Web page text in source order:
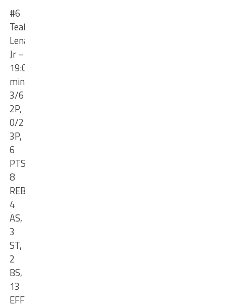
#6
Teafale
Lenard
Jr–
19:06
min
3/6
2P,
0/2
3P,
6
PTS,
8
REB,
4
AS,
3
ST,
2
BS,
13
EFF